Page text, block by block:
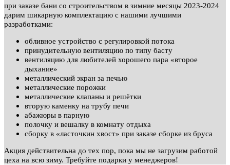
при заказе бани со строительством в зимние месяцы 2023-2024
дарим шикарную комплектацию с нашими лучшими
разработками:
обливное устройство с регулировкой потока
принудительную вентиляцию по типу басту
вентиляцию для любителей хорошего пара «второе
дыхание»
металлический экран за печью
металлические порожки
металлические клапаны и решётки
вторую каменку на трубу печи
абажюры в парную
полочку и вешалку в комнату отдыха
сборку в «ласточкин хвост» при заказе сборке из бруса
Акция действительна до тех пор, пока мы не загрузим работой
цеха на всю зиму. Требуйте подарки у менеджеров!